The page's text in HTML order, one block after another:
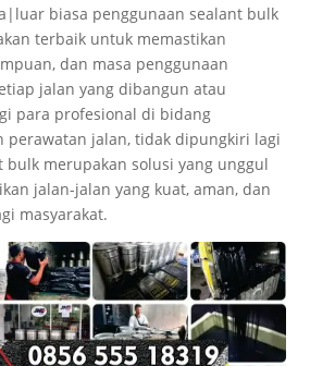
biasa penggunaan sealant bulk
terbaik untuk memastikan
dan masa penggunaan
jalan yang dibangun atau
para profesional di bidang
perawatan jalan, tidak dipungkiri lagi
bulk merupakan solusi yang unggul
jalan-jalan yang kuat, aman, dan
masyarakat.